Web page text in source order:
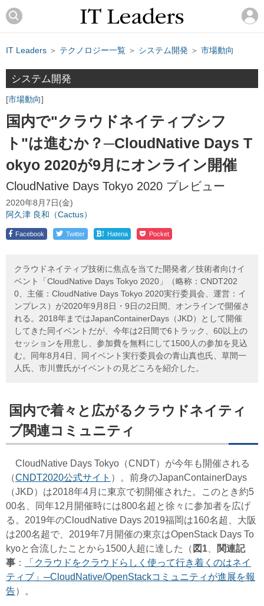
IT Leaders ＞ テクノロジー一覧 ＞ システム開発 ＞ 市場動向
システム開発
市場動向
国内で"クラウドネイティブシフ
ト"は進むか？─CloudNative Days T
okyo 2020が9月にオンライン開催
CloudNative Days Tokyo 2020 プレビュー
2020年8月7日(金)
阿久津 良和（Cactus）
Facebook Twitter ! Hatena Pocket
クラウドネイティブ技術に焦点を当てた開発者／技術者向けイ
ベント「CloudNative Days Tokyo 2020」（略称：CNDT202
0、主催：CloudNative Days Tokyo 2020実行委員会、運営：イ
ンプレス）が2020年9月8日・9日の2日間、オンラインで開催さ
れる。2018年まではJapanContainerDays（JKD）として開催
してきた同イベントだが、今年は2日間で6トラック、60以上の
セッションを用意し、参加費を無料にして1500人の参加を見込
む。同年8月4日、同イベント実行委員会の青山真也氏、草間一
人氏、市川豊氏がイベントの見どころを紹介した。
国内で着々と広がるクラウドネイティ
ブ関連コミュニティ
CloudNative Days Tokyo（CNDT）が今年も開催される
（CNDT2020公式サイト ）。前身のJapanContainerDays
（JKD）は2018年4月に東京で初開催された。このとき約5
00名、同年12月開催時には800名超と徐々に参加者を広げ
る。2019年のCloudNative Days 2019福岡は160名超、大阪
は200名超で、2019年7月開催の東京はOpenStack Days To
kyoと合流したことから1500人超に達した（ 図1
関連記
事 ：
「クラウドをクラウドらしく使って行き着くのはネイ
ティブ」─CloudNative/OpenStackコミュニティが進展を報
告）。